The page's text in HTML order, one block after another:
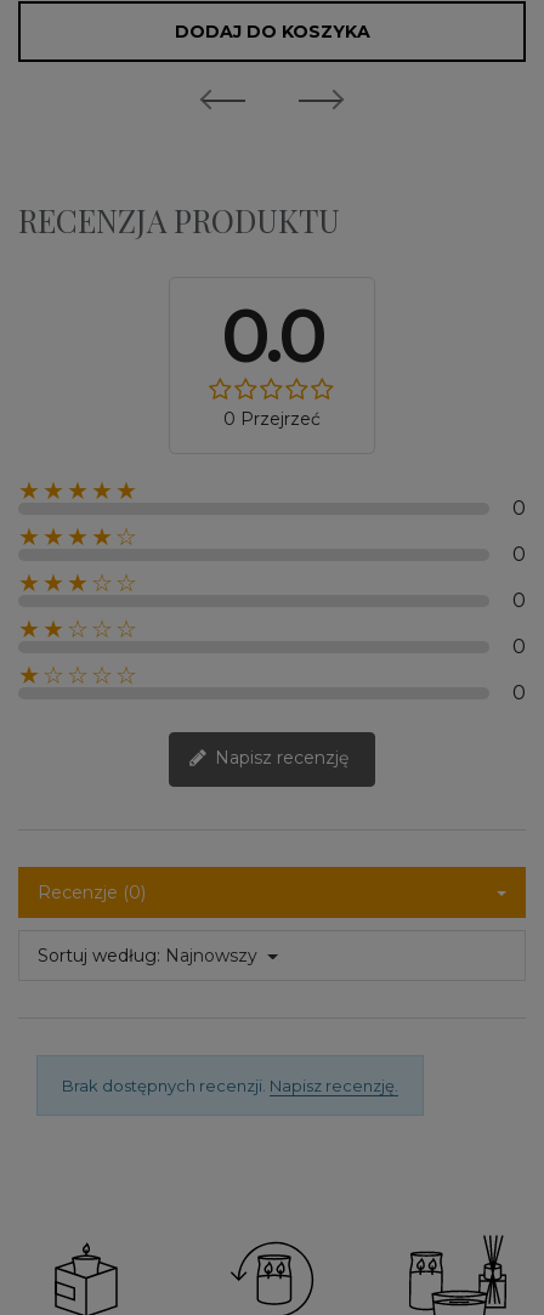
DODAJ DO KOSZYKA
RECENZJA PRODUKTU
0.0
0 Przejrzeć
★★★★★
0
★★★★☆
0
★★★☆☆
0
★★☆☆☆
0
★☆☆☆☆
0
Napisz recenzję
Recenzje (0)
Sortuj według: Najnowszy
Brak dostępnych recenzji. Napisz recenzję.